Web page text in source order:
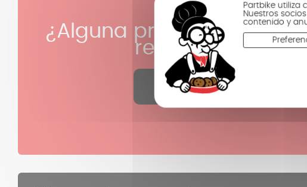
Partbike utiliza
Nuestros
contenido y
¿Alguna pregunta sobre
referencia?
Haz clic aquí